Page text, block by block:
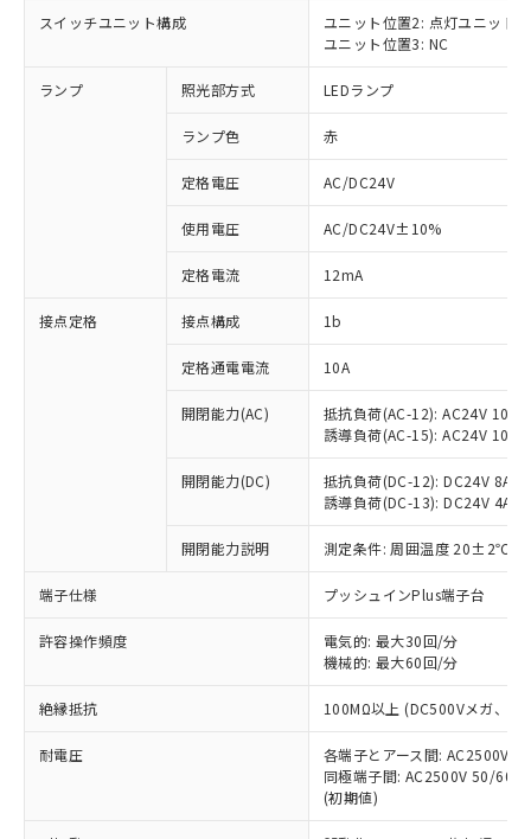
スイッチユニット構成
ユニット位置2: 点灯ユニット
ユニット位置3: NC
ランプ 照光部方式 LEDランプ
ランプ色 赤
定格電圧 AC/DC24V
使用電圧 AC/DC24V±10%
定格電流 12mA
接点定格 接点構成 1b
定格通電電流 10A
開閉能力(AC)
抵抗負荷(AC-12): AC24V 10A/
誘導負荷(AC-15): AC24V
開閉能力(DC)
抵抗負荷(DC-12): DC24V 8A/
誘導負荷(DC-13): DC24V 4A/
開閉能力説明 測定条件: 周囲温度 20±2℃、
端子仕様 プッシュインPlus端子台
許容操作頻度
電気的: 最大30回/分
機械的: 最大60回/分
絶縁抵抗 100MΩ以上 (DC500Vメガ、点
耐電圧
各端子とアース間: AC2500V
同極端子間: AC2500V 50/
(初期値)
ご利用条件
以下の条件をお読みいただき、同意のうえ
ご利用ください。
本サービスは、当社制御機器事業取扱
商品の当社在庫状況および標準価格
(税抜)を提供させていただくもので
当社制御機器事業取扱商品の中には、
本サービスの対象外となる商品もある
ことをご了承ください。
在庫状況および標準価格照会結果は、
記載している更新日時点での社内デー
タに基づき作成されるものであり、閲
覧された時点での実際の在庫および標
準価格とは異なる場合があることをご
※1 対応状況
対応済み：EU RoHS指令（10物質）の
非含有に対応した製品が提供可能な商品で
対応予定：EU RoHS指令（10物質）の非含
有に対応した製品に切り替える予定のある
対応予定なし：EU RoHS指令（10物質）の
非含有に非対応の商品で、対応品を出す予
定はありません。
調査・確認中：EU RoHS指令（10物質）の
非含有の対応状況を調査中または確認中の
非該当品：ライセンス料など無形物で、有
害物質有無と関係のない商品です。
仕入先様の事情により、非含有部品として
いたものが、含有品と判明した場合などや
むを得ず変更することがあります。
鉛(Pb) 1000ppm以下、 水銀(Hg) 1000ppm以下、 カド
六価クロム(Cr(Ⅵ)) 1000ppm以下、ポリ臭化ビフェニル
類(PBB) 1000ppm以下、ポリ臭化ジフェニルエーテル類
(PBDE) 1000ppm以下、フタル酸ビス(2-エチルヘキシ
※1 中国RoHS○×表
「○」：最大均質材料含有率が中国RoHSの
基準値以下であることを示します。
「×」：最大均質材料含有率が中国RoHSの
基準値を超えていることを示します。
「－」：未確認です。当社販売部門へお問
い合わせください。
*中国RoHS10物質の基準値 (GB/T26572)：
Pb(鉛) :1000ppm、 Hg(水銀) : 1000ppm、 Cd(カドミウ
Cr(Ⅵ)(六価クロム) : 1000ppm、 PBBs(ポリ臭化ビフェ
当社は、これら貴社製品のうち、外国
為替および外国貿易法に定める商品
（以下｢規制貨物等」という）を輸出
国政府の輸出許可(または役務取引許
可)を取得するなどの必要な手続きを